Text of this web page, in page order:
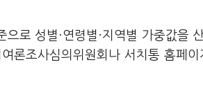
로 성별·연령별·지역별 가중값을
론조사심의위원회나 서치통 홈페